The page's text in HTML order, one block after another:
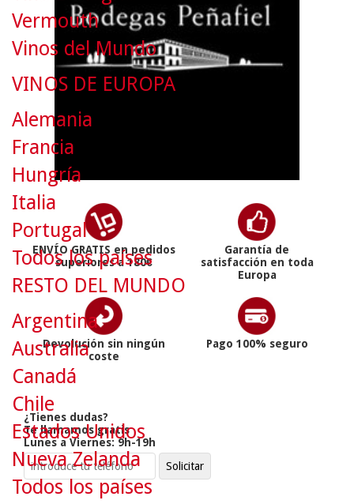
ENVÍO GRATIS en pedidos
superiores a 180€
Garantía de
satisfacción en toda
Europa
Devolución sin ningún
coste
Pago 100% seguro
¿Tienes dudas?
Te llamamos gratis
Lunes a Viernes: 9h-19h
Vermouth
Vinos del Mundo
VINOS DE EUROPA
Alemania
Francia
Hungría
Italia
Portugal
Todos los países
RESTO DEL MUNDO
Argentina
Australia
Canadá
Chile
Estados Unidos
Nueva Zelanda
Todos los países